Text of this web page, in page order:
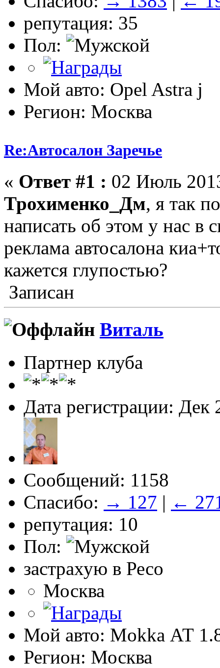
репутация: 35
Пол:
Мой авто: Opel Astra j
Регион: Москва
Re:Автосалон Заречье
« Ответ #1 : 02 Июль
Трохименко_Дм, я так
написать об этом у нас в
реклама автосалона
кажется глупостью?
Записан
Виталь
Партнер клуба
Дата регистрации: Дек
Сообщений: 1158
Спасибо: → 127 | ←
репутация: 10
Пол:
застрахую в Ресо
Москва
Мой авто: Mokka АТ
Регион: Москва